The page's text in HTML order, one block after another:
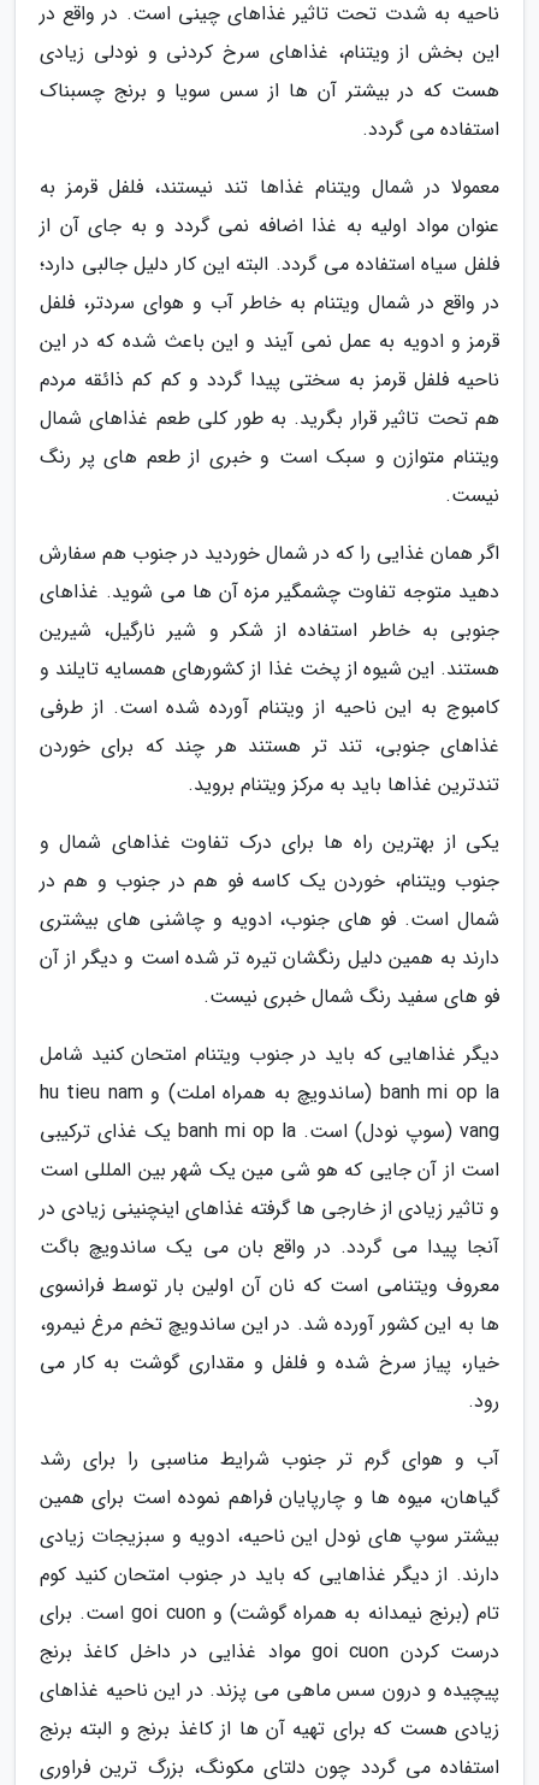
ناحیه به شدت تحت تاثیر غذاهای چینی است. در واقع در
این بخش از ویتنام، غذاهای سرخ کردنی و نودلی زیادی
هست که در بیشتر آن ها از سس سویا و برنج چسبناک
استفاده می گردد.
معمولا در شمال ویتنام غذاها تند نیستند، فلفل قرمز به
عنوان مواد اولیه به غذا اضافه نمی گردد و به جای آن از
فلفل سیاه استفاده می گردد. البته این کار دلیل جالبی دارد؛
در واقع در شمال ویتنام به خاطر آب و هوای سردتر، فلفل
قرمز و ادویه به عمل نمی آیند و این باعث شده که در این
ناحیه فلفل قرمز به سختی پیدا گردد و کم کم ذائقه مردم
هم تحت تاثیر قرار بگرید. به طور کلی طعم غذاهای شمال
ویتنام متوازن و سبک است و خبری از طعم های پر رنگ
نیست.
اگر همان غذایی را که در شمال خوردید در جنوب هم سفارش
دهید متوجه تفاوت چشمگیر مزه آن ها می شوید. غذاهای
جنوبی به خاطر استفاده از شکر و شیر نارگیل، شیرین
هستند. این شیوه از پخت غذا از کشورهای همسایه تایلند و
کامبوج به این ناحیه از ویتنام آورده شده است. از طرفی
غذاهای جنوبی، تند تر هستند هر چند که برای خوردن
تندترین غذاها باید به مرکز ویتنام بروید.
یکی از بهترین راه ها برای درک تفاوت غذاهای شمال و
جنوب ویتنام، خوردن یک کاسه فو هم در جنوب و هم در
شمال است. فو های جنوب، ادویه و چاشنی های بیشتری
دارند به همین دلیل رنگشان تیره تر شده است و دیگر از آن
فو های سفید رنگ شمال خبری نیست.
دیگر غذاهایی که باید در جنوب ویتنام امتحان کنید شامل
banh mi op la (ساندویچ به همراه املت) و hu tieu nam
vang (سوپ نودل) است. banh mi op la یک غذای ترکیبی
است از آن جایی که هو شی مین یک شهر بین المللی است
و تاثیر زیادی از خارجی ها گرفته غذاهای اینچنینی زیادی در
آنجا پیدا می گردد. در واقع بان می یک ساندویچ باگت
معروف ویتنامی است که نان آن اولین بار توسط فرانسوی
ها به این کشور آورده شد. در این ساندویچ تخم مرغ نیمرو،
خیار، پیاز سرخ شده و فلفل و مقداری گوشت به کار می
رود.
آب و هوای گرم تر جنوب شرایط مناسبی را برای رشد
گیاهان، میوه ها و چارپایان فراهم نموده است برای همین
بیشتر سوپ های نودل این ناحیه، ادویه و سبزیجات زیادی
دارند. از دیگر غذاهایی که باید در جنوب امتحان کنید کوم
تام (برنج نیمدانه به همراه گوشت) و goi cuon است. برای
درست کردن goi cuon مواد غذایی در داخل کاغذ برنج
پیچیده و درون سس ماهی می پزند. در این ناحیه غذاهای
زیادی هست که برای تهیه آن ها از کاغذ برنج و البته برنج
استفاده می گردد چون دلتای مکونگ، بزرگ ترین فراوری